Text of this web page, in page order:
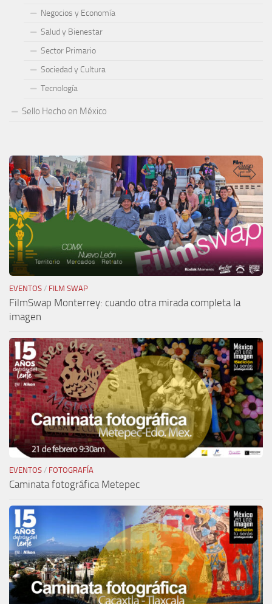
Negocios y Economía
Salud y Bienestar
Sector Primario
Sociedad y Cultura
Tecnología
Sello Hecho en México
EVENTOS / FILM SWAP
FilmSwap Monterrey: cuando otra mirada completa la
imagen
EVENTOS / FOTOGRAFÍA
Caminata fotográfica Metepec